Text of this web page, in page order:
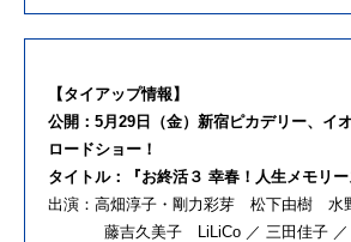
【タイアップ情報】
公開：5月29日（金）新宿ピカデリー、イ
ロードショー！
タイトル：『お終活３ 幸春！人生メモリー
出演：高畑淳子・剛力彩芽 松下由樹 水
藤吉久美子 LiLiCo ／ 三田佳子 ／